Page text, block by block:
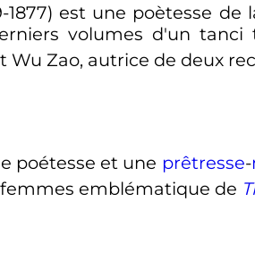
1877) est une poètesse de
volumes d'un tanci
Wu Zao, autrice de deux
poétesse et une prêtresse-
emblématique de